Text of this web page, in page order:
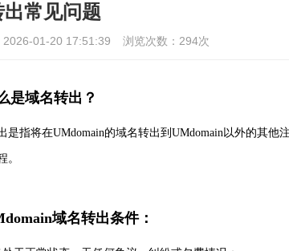
常见问题
2026-01-20 17:51:39 浏览次数：294次
是域名转出？
是指将在UMdomain的域名转出到UMdomain以外的其
。
域名转出条件：